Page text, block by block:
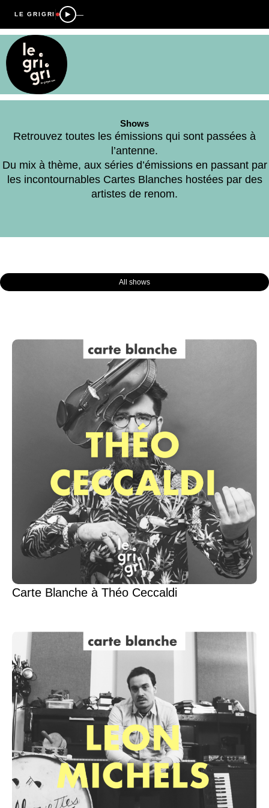
LE GRIGRI —
Shows
Retrouvez toutes les émissions qui sont passées à
l’antenne.
Du mix à thème, aux séries d’émissions en passant par
les incontournables Cartes Blanches hostées par des
artistes de renom.
All shows
Carte Blanche à Théo Ceccaldi